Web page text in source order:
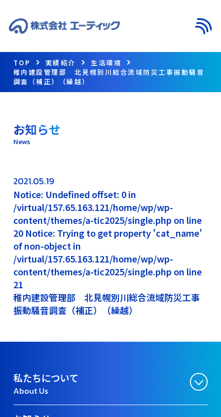
TOP 実績紹介
生活環境
稚内建設管理部 北見幌別川総合流域防災工事振動騒音
調査（補正）（繰越）
お知らせ
News
2021.05.19
Notice: Undefined offset: 0 in
/virtual/157.65.163.121/home/wp/wp-
content/themes/a-tic2025/single.php on line
20 Notice: Trying to get property 'cat_name'
of non-object in
/virtual/157.65.163.121/home/wp/wp-
content/themes/a-tic2025/single.php on line
21
稚内建設管理部 北見幌別川総合流域防災工事
振動騒音調査（補正）（繰越）
私たちについて
About Us